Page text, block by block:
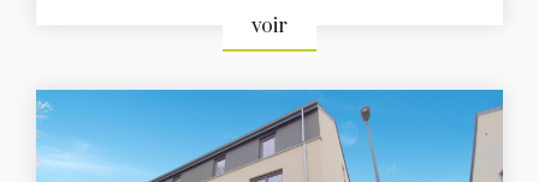
voir